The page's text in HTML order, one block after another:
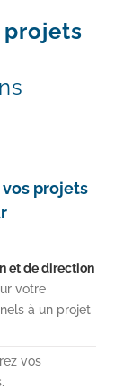
vos projets
et de direction
votre
à un projet
vos